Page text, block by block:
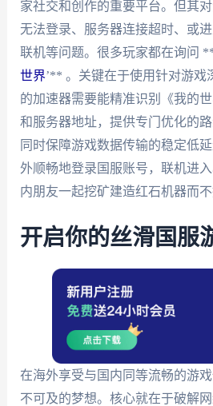
家社交和创作的重要平台。但其
无法登录、服务器连接超时、或
联机等问题。很多玩家都在询问
世界’** 。关键在于使用针对游戏
的加速器需要能精准识别《我的
和服务器地址，提供专门优化的路
同时保障游戏数据传输的稳定低
外顺畅地登录国服账号，联机进
内朋友一起挖矿建造红石机器而不
开启你的丝滑国服
在海外享受与国内同等流畅的游
不可及的梦想。核心就在于破解